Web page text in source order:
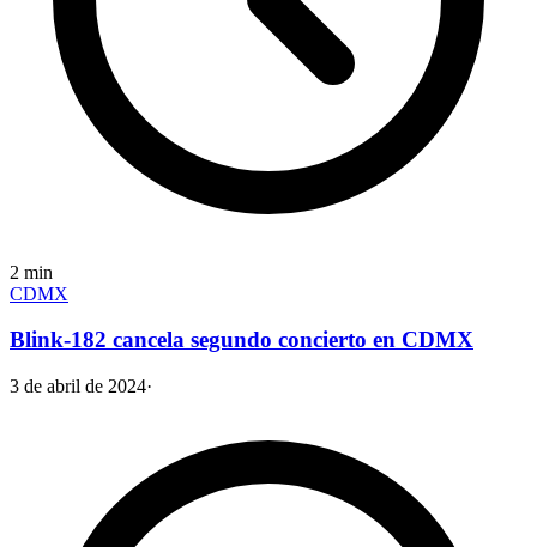
2 min
CDMX
Blink-182 cancela segundo concierto en CDMX
3 de abril de 2024·